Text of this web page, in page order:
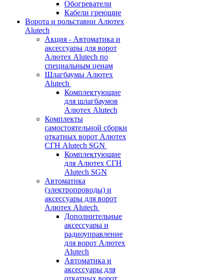
Обогреватели
Кабели греющие
Ворота и рольставни Алютех
Alutech
Акция - Автоматика и
аксессуары для ворот
Алютех Alutech по
специальным ценам
Шлагбаумы Алютех
Alutech
Комплектующие
для шлагбаумов
Алютех Alutech
Комплекты
самостоятельной сборки
откатных ворот Алютех
СГН Alutech SGN
Комплектующие
для Алютех СГН
Alutech SGN
Автоматика
(электропроводы) и
аксессуары для ворот
Алютех Alutech
Дополнительные
аксессуары и
радиоуправление
для ворот Алютех
Alutech
Автоматика и
аксессуары для
откатных ворот